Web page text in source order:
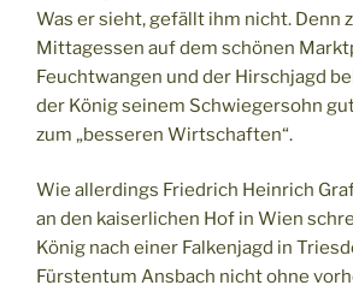
Was er sieht, gefällt ihm nicht. Denn
Mittagessen auf dem schönen
Feuchtwangen und der Hirschjagd
der König seinem Schwiegersohn
zum „besseren Wirtschaften“.
Wie allerdings Friedrich Heinrich
an den kaiserlichen Hof in Wien
König nach einer Falkenjagd in
Fürstentum Ansbach nicht ohne